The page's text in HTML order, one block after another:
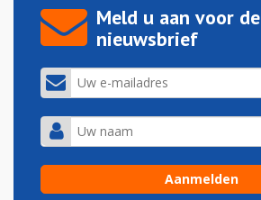
Meld u aan voor de
nieuwsbrief